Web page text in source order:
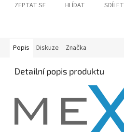
ZEPTAT SE HLÍDAT SDÍLET
Popis Diskuze Značka
Detailní popis produktu